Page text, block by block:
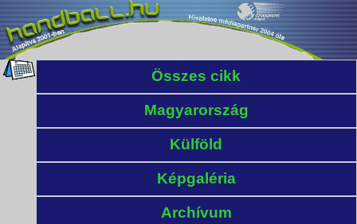
Összes cikk
Magyarország
Külföld
Képgaléria
Archívum